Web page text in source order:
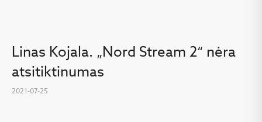
Linas Kojala. „Nord Stream 2“ nėra
atsitiktinumas
2021-07-25